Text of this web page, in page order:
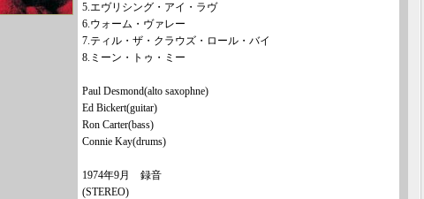
5.エヴリシング・アイ・ラヴ
6.ウォーム・ヴァレー
7.ティル・ザ・クラウズ・ロール・バイ
8.ミーン・トゥ・ミー
Paul Desmond(alto saxophne)
Ed Bickert(guitar)
Ron Carter(bass)
Connie Kay(drums)
1974年9月 録音
(STEREO)